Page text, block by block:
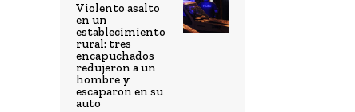
Violento asalto
en un
establecimiento
rural: tres
encapuchados
redujeron a un
hombre y
escaparon en su
auto